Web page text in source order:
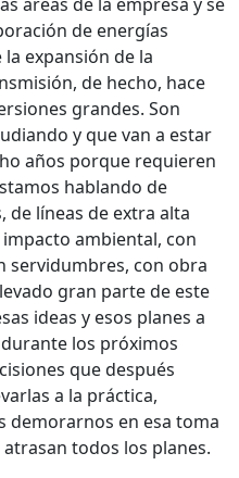
de energías
expansión de la
de hecho, hace
grandes. Son
y que van a estar
años porque requieren
hablando de
de líneas de extra alta
ambiental, con
servidumbres, con obra
gran parte de este
ideas y esos planes a
los próximos
que después
a la práctica,
demorarnos en esa toma
todos los planes.